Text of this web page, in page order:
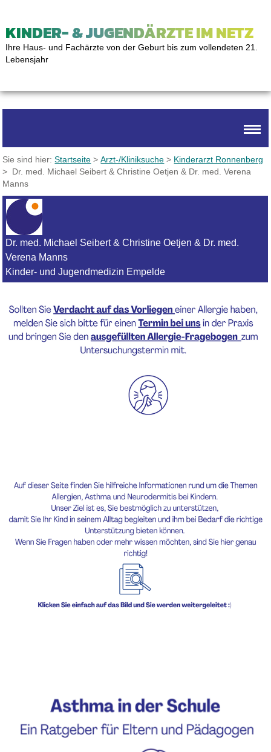
KINDER- & JUGENDÄRZTE IM NETZ
Ihre Haus- und Fachärzte von der Geburt bis zum vollendeten 21.
Lebensjahr
Sie sind hier:Startseite >Arzt-/Kliniksuche > Kinderarzt Ronnenberg
> Dr. med. Michael Seibert & Christine Oetjen & Dr. med. Verena
Manns
Dr. med. Michael Seibert & Christine Oetjen & Dr. med.
Verena Manns
Kinder- und Jugendmedizin Empelde